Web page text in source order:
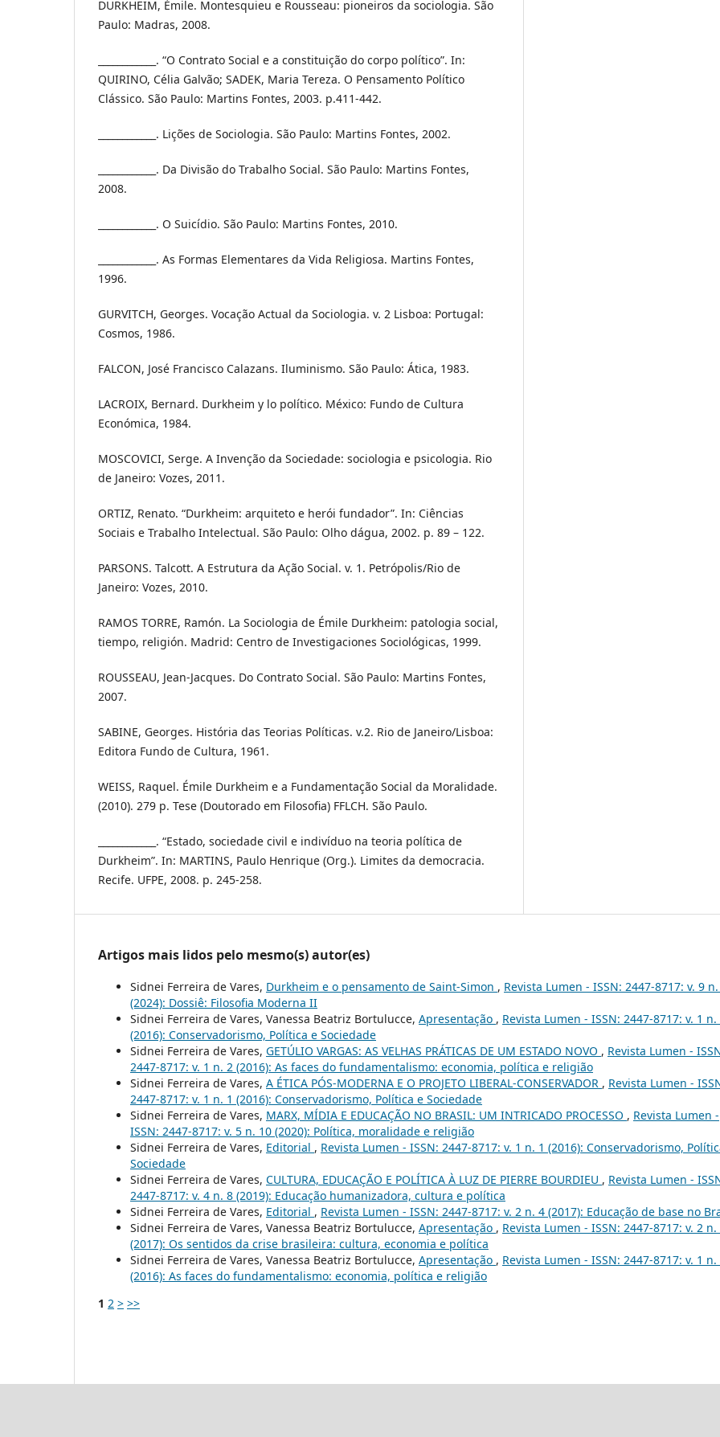
DURKHEIM, Émile. Montesquieu e Rousseau: pioneiros da sociologia. São
Paulo: Madras, 2008.
____________. “O Contrato Social e a constituição do corpo político”. In:
QUIRINO, Célia Galvão; SADEK, Maria Tereza. O Pensamento Político
Clássico. São Paulo: Martins Fontes, 2003. p.411-442.
____________. Lições de Sociologia. São Paulo: Martins Fontes, 2002.
____________. Da Divisão do Trabalho Social. São Paulo: Martins Fontes,
2008.
____________. O Suicídio. São Paulo: Martins Fontes, 2010.
____________. As Formas Elementares da Vida Religiosa. Martins Fontes,
1996.
GURVITCH, Georges. Vocação Actual da Sociologia. v. 2 Lisboa: Portugal:
Cosmos, 1986.
FALCON, José Francisco Calazans. Iluminismo. São Paulo: Ática, 1983.
LACROIX, Bernard. Durkheim y lo político. México: Fundo de Cultura
Económica, 1984.
MOSCOVICI, Serge. A Invenção da Sociedade: sociologia e psicologia. Rio
de Janeiro: Vozes, 2011.
ORTIZ, Renato. “Durkheim: arquiteto e herói fundador”. In: Ciências
Sociais e Trabalho Intelectual. São Paulo: Olho dágua, 2002. p. 89 – 122.
PARSONS. Talcott. A Estrutura da Ação Social. v. 1. Petrópolis/Rio de
Janeiro: Vozes, 2010.
RAMOS TORRE, Ramón. La Sociologia de Émile Durkheim: patologia social,
tiempo, religión. Madrid: Centro de Investigaciones Sociológicas, 1999.
ROUSSEAU, Jean-Jacques. Do Contrato Social. São Paulo: Martins Fontes,
2007.
SABINE, Georges. História das Teorias Políticas. v.2. Rio de Janeiro/Lisboa:
Editora Fundo de Cultura, 1961.
WEISS, Raquel. Émile Durkheim e a Fundamentação Social da Moralidade.
(2010). 279 p. Tese (Doutorado em Filosofia) FFLCH. São Paulo.
____________. “Estado, sociedade civil e indivíduo na teoria política de
Durkheim”. In: MARTINS, Paulo Henrique (Org.). Limites da democracia.
Recife. UFPE, 2008. p. 245-258.
Artigos mais lidos pelo mesmo(s) autor(es)
Sidnei Ferreira de Vares, Durkheim e o pensamento de Saint-Simon , Revista Lumen - ISSN: 2447-8717: v. 9
(2024): Dossiê: Filosofia Moderna II
Sidnei Ferreira de Vares, Vanessa Beatriz Bortulucce, Apresentação , Revista Lumen - ISSN: 2447-8717: v. 1 n.
(2016): Conservadorismo, Política e Sociedade
Sidnei Ferreira de Vares, GETÚLIO VARGAS: AS VELHAS PRÁTICAS DE UM ESTADO NOVO , Revista Lumen -
2447-8717: v. 1 n. 2 (2016): As faces do fundamentalismo: economia, política e religião
Sidnei Ferreira de Vares, A ÉTICA PÓS-MODERNA E O PROJETO LIBERAL-CONSERVADOR , Revista Lumen -
2447-8717: v. 1 n. 1 (2016): Conservadorismo, Política e Sociedade
Sidnei Ferreira de Vares, MARX, MÍDIA E EDUCAÇÃO NO BRASIL: UM INTRICADO PROCESSO , Revista Lumen -
ISSN: 2447-8717: v. 5 n. 10 (2020): Política, moralidade e religião
Sidnei Ferreira de Vares, Editorial , Revista Lumen - ISSN: 2447-8717: v. 1 n. 1 (2016): Conservadorismo,
Sociedade
Sidnei Ferreira de Vares, CULTURA, EDUCAÇÃO E POLÍTICA À LUZ DE PIERRE BOURDIEU , Revista Lumen -
2447-8717: v. 4 n. 8 (2019): Educação humanizadora, cultura e política
Sidnei Ferreira de Vares, Editorial , Revista Lumen - ISSN: 2447-8717: v. 2 n. 4 (2017): Educação de base no
Sidnei Ferreira de Vares, Vanessa Beatriz Bortulucce, Apresentação , Revista Lumen - ISSN: 2447-8717: v. 2 n.
(2017): Os sentidos da crise brasileira: cultura, economia e política
Sidnei Ferreira de Vares, Vanessa Beatriz Bortulucce, Apresentação , Revista Lumen - ISSN: 2447-8717: v. 1 n.
(2016): As faces do fundamentalismo: economia, política e religião
1 2 > >>